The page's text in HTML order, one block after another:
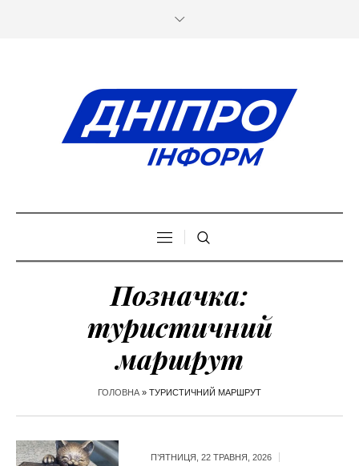
Позначка:
туристичний
маршрут
ГОЛОВНА » ТУРИСТИЧНИЙ МАРШРУТ
П’ЯТНИЦЯ, 22 ТРАВНЯ, 2026